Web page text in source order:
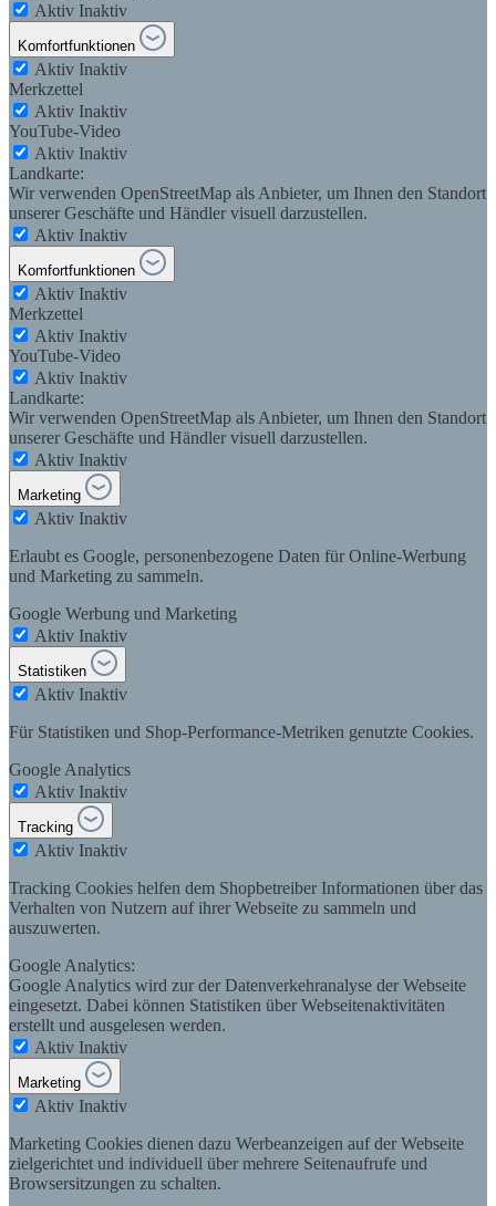
Aktiv Inaktiv
Komfortfunktionen
Aktiv Inaktiv
Merkzettel
Aktiv Inaktiv
YouTube-Video
Aktiv Inaktiv
Landkarte:
Wir verwenden OpenStreetMap als Anbieter, um Ihnen den Standort
unserer Geschäfte und Händler visuell darzustellen.
Aktiv Inaktiv
Komfortfunktionen
Aktiv Inaktiv
Merkzettel
Aktiv Inaktiv
YouTube-Video
Aktiv Inaktiv
Landkarte:
Wir verwenden OpenStreetMap als Anbieter, um Ihnen den Standort
unserer Geschäfte und Händler visuell darzustellen.
Aktiv Inaktiv
Marketing
Aktiv Inaktiv
Erlaubt es Google, personenbezogene Daten für Online-Werbung
und Marketing zu sammeln.
Google Werbung und Marketing
Aktiv Inaktiv
Statistiken
Aktiv Inaktiv
Für Statistiken und Shop-Performance-Metriken genutzte Cookies.
Google Analytics
Aktiv Inaktiv
Tracking
Aktiv Inaktiv
Tracking Cookies helfen dem Shopbetreiber Informationen über das
Verhalten von Nutzern auf ihrer Webseite zu sammeln und
auszuwerten.
Google Analytics:
Google Analytics wird zur der Datenverkehranalyse der Webseite
eingesetzt. Dabei können Statistiken über Webseitenaktivitäten
erstellt und ausgelesen werden.
Aktiv Inaktiv
Marketing
Aktiv Inaktiv
Marketing Cookies dienen dazu Werbeanzeigen auf der Webseite
zielgerichtet und individuell über mehrere Seitenaufrufe und
Browsersitzungen zu schalten.